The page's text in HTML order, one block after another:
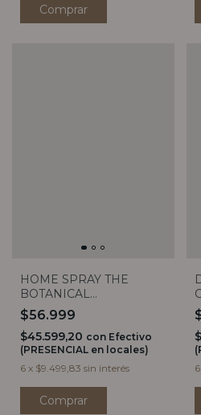
Comprar
HOME SPRAY THE
BOTANICAL
COLLECTION (2 aromas)
$56.999
$45.599,20 con Efectivo
(PRESENCIAL en locales)
6 x $9.499,83 sin interés
Comprar
6